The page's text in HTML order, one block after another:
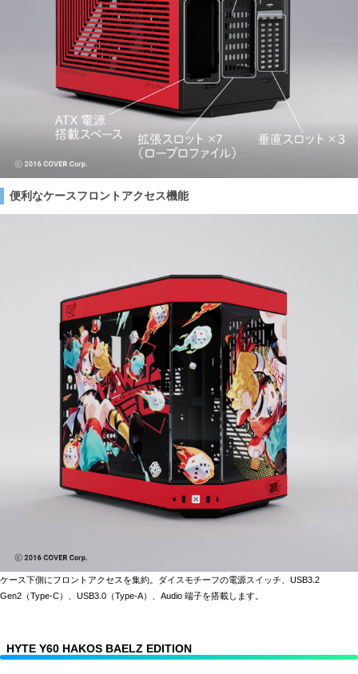
便利なケースフロントアクセス機能
ケース下側にフロントアクセスを集約。ダイスモチーフの電源スイッチ、USB3.2
Gen2（Type-C）、USB3.0（Type-A）、Audio 端子を搭載します。
HYTE Y60 HAKOS BAELZ EDITION